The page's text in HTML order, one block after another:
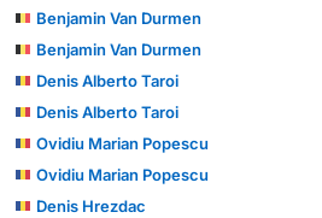
Benjamin Van Durmen
Benjamin Van Durmen
Denis Alberto Taroi
Denis Alberto Taroi
Ovidiu Marian Popescu
Ovidiu Marian Popescu
Denis Hrezdac